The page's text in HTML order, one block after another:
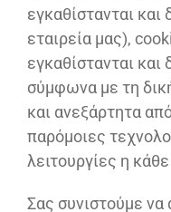
εγκαθίστανται και
εταιρεία μας),
εγκαθίστανται και
σύμφωνα με τη
και ανεξάρτητα
παρόμοιες
λειτουργίες η κάθε
Σας συνιστούμε να